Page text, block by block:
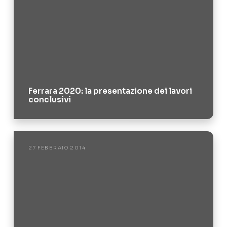
Ferrara 2020: la presentazione dei lavori
conclusivi
27 FEBBRAIO 2014